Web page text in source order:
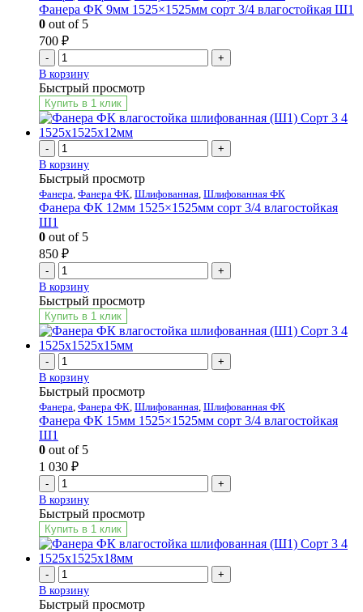
Фанера ФК 9мм 1525×1525мм сорт 3/4 влагостойкая Ш1
0 out of 5
700 ₽
-
+
В корзину
Быстрый просмотр
Купить в 1 клик
-
+
В корзину
Быстрый просмотр
Фанера Фанера ФК Шлифованная Шлифованная ФК
Фанера ФК 12мм 1525×1525мм сорт 3/4 влагостойкая
Ш1
0 out of 5
850 ₽
-
+
В корзину
Быстрый просмотр
Купить в 1 клик
-
+
В корзину
Быстрый просмотр
Фанера Фанера ФК Шлифованная Шлифованная ФК
Фанера ФК 15мм 1525×1525мм сорт 3/4 влагостойкая
Ш1
0 out of 5
1 030 ₽
-
+
В корзину
Быстрый просмотр
Купить в 1 клик
-
+
В корзину
Быстрый просмотр